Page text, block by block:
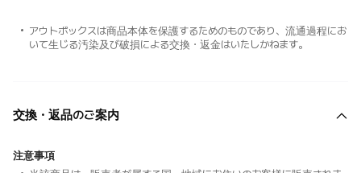
アウトボックスは商品本体を保護するためのものであり、流通過程にお
いて生じる汚染及び破損による交換・返金はいたしかねます。
交換・返品のご案内
注意事項